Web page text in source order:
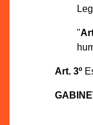
"
Art. 3º